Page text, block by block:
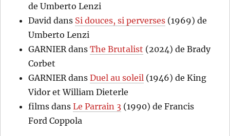
de Umberto Lenzi
David dans Si douces, si perverses (1969) de
Umberto Lenzi
GARNIER dansThe Brutalist (2024) de Brady
Corbet
GARNIER dansDuel au soleil (1946) de King
Vidor et William Dieterle
films dansLe Parrain 3 (1990) de Francis
Ford Coppola